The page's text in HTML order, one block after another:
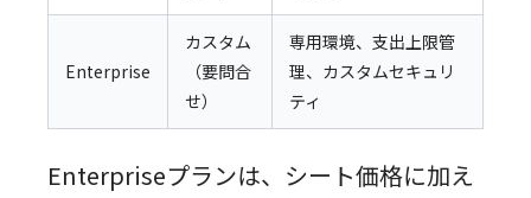
Enterprise
カスタム
（要問合
せ）
専用環境、支出上限管
理、カスタムセキュリ
ティ
Enterpriseプランは、シート価格に加え